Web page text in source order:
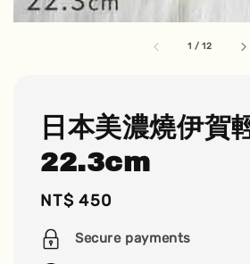
1 /12
日本美濃燒伊賀
22.3cm
Regular
price
NT$ 450
Secure payments